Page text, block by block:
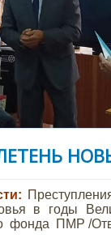
в годы
фонда ПМР /